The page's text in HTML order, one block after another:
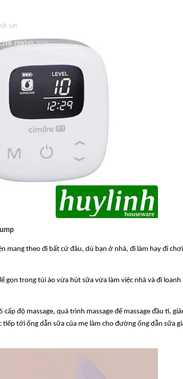
mang theo đi bất cứ đâu, dù bạn ở nhà, đi làm hay đi
gọn trong túi áo vừa hút sữa vừa làm việc nhà và đi loanh
cấp độ massage, quá trình massage để massage đầu ti,
tới ống dẫn sữa của mẹ làm cho đường ống dẫn sữa